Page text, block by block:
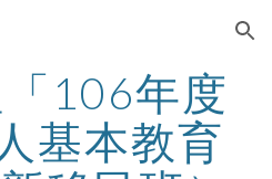
Skip to navigation
106年度
基本教育